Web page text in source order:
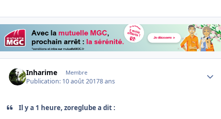
Inharime Membre
Publication: 10 août 20178 ans
Il y a 1 heure, zoreglube a dit :